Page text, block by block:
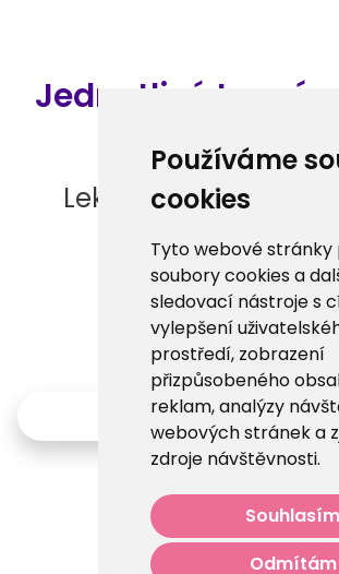
Používáme
cookies
Tyto webové stránky
soubory cookies a
sledovací nástroje s
vylepšení
prostředí, zobrazení
přizpůsobeného
reklam, analýzy
webových stránek a
zdroje návštěvnosti.
Souhlasím
Odmítám
Jednotlivé termíny
Lektor nemá žádné
Zpět